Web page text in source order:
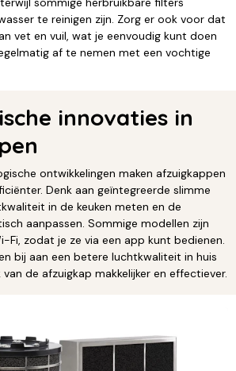
te reinigen zijn. Zorg er ook voor dat
vet en vuil, wat je eenvoudig kunt doen
af te nemen met een vochtige
innovaties in
ontwikkelingen maken afzuigkappen
Denk aan geïntegreerde slimme
in de keuken meten en de
aanpassen. Sommige modellen zijn
Fi, zodat je ze via een app kunt bedienen.
bij aan een betere luchtkwaliteit in huis
de afzuigkap makkelijker en effectiever.